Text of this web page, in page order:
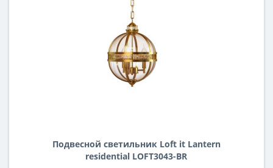
Подвесной светильник Loft it Lantern
residential LOFT3043-BR